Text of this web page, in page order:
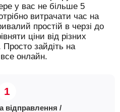
у вас не більше 5
витрачати час на
простій в черзі до
ціни від різних
Просто зайдіть на
все онлайн.
відправлення /